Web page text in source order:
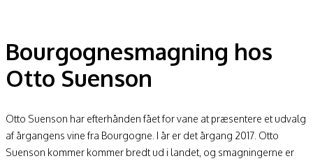
Bourgognesmagning hos
Otto Suenson
Otto Suenson har efterhånden fået for vane at præsentere et udvalg
af årgangens vine fra Bourgogne. I år er det årgang 2017. Otto
Suenson kommer kommer bredt ud i landet, og smagningerne er